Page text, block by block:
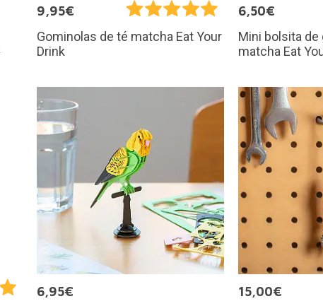
9,95€
Gominolas de té matcha Eat Your
Drink
6,50€
Mini bolsita
matcha Eat
6,95€
15,00€